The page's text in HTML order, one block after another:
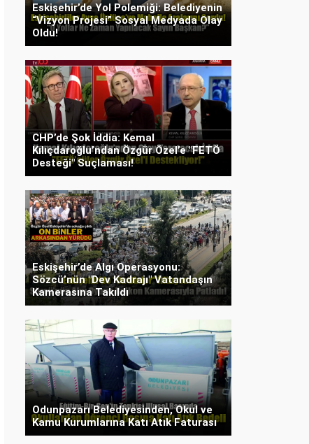
Eskişehir’de Yol Polemiği: Belediyenin
“Vizyon Projesi” Sosyal Medyada Olay
Oldu!
CHP’de Şok İddia: Kemal
Kılıçdaroğlu’ndan Özgür Özel’e "FETÖ
Desteği" Suçlaması!
Eskişehir’de Algı Operasyonu:
Sözcü’nün "Dev Kadrajı" Vatandaşın
Kamerasına Takıldı
Odunpazarı Belediyesinden, Okul ve
Kamu Kurumlarına Katı Atık Faturası